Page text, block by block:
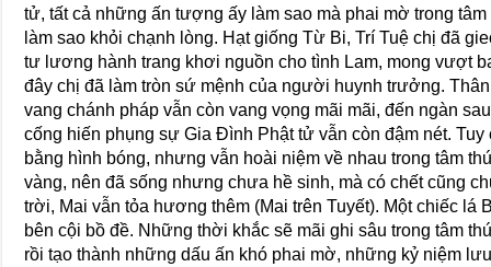
tử, tất cả những ấn tượng ấy làm sao mà phai mờ trong
làm sao khỏi chạnh lòng. Hạt giống Từ Bi, Trí Tuệ chị đã
tư lương hành trang khơi nguồn cho tình Lam, mong vượt
đây chị đã làm tròn sứ mệnh của người huynh trưởng.
vang chánh pháp vẫn còn vang vọng mãi mãi, đến ngàn
cống hiến phụng sự Gia Đình Phật tử vẫn còn đậm nét.
bằng hình bóng, nhưng vẫn hoài niệm về nhau trong tâm
vàng, nên đã sống nhưng chưa hề sinh, mà có chết cũng
trời, Mai vẫn tỏa hương thêm (Mai trên Tuyết). Một chiếc lá
bên cội bồ đề. Những thời khắc sẽ mãi ghi sâu trong tâm
rồi tạo thành những dấu ấn khó phai mờ, những kỷ niệm